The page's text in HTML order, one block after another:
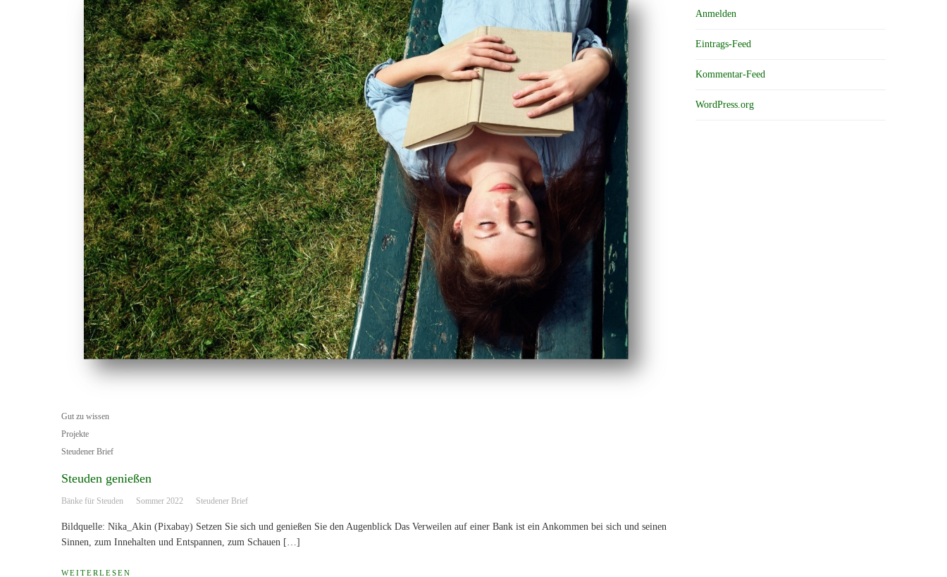
Gut zu wissen
Projekte
Steudener Brief
Steuden genießen
Bänke für Steuden Sommer 2022 Steudener Brief
Bildquelle: Nika_Akin (Pixabay) Setzen Sie sich und genießen Sie den Augenblick Das Verweilen auf einer Bank ist ein Ankommen bei sich und seinen
Sinnen, zum Innehalten und Entspannen, zum Schauen […]
WEITERLESEN
Anmelden
Eintrags-Feed
Kommentar-Feed
WordPress.org